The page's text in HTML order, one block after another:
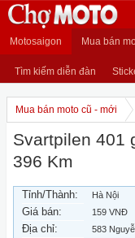
Motosaigon Mua bán
Tìm kiếm diễn đàn
Mua bán moto cũ - mới
Svartpilen 401
396 Km
Tỉnh/Thành: Hà Nội
Giá bán: 159 VNĐ
Địa chỉ: 583